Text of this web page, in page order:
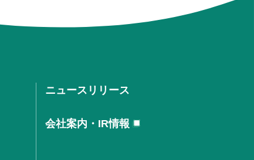
ニュースリリース
会社案内・IR情報